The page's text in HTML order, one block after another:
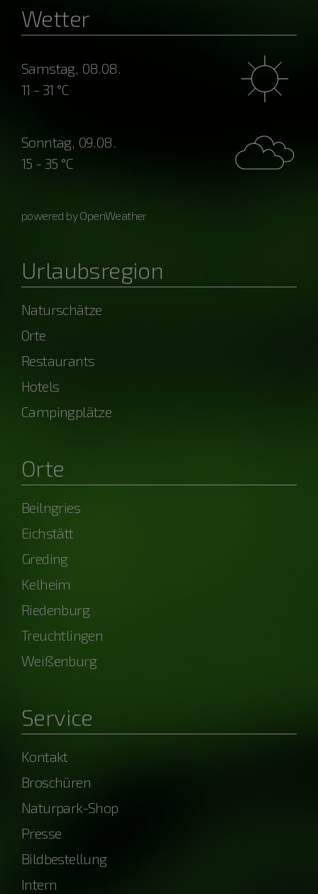
Wetter
Samstag, 08.08.
11 - 31 °C
Sonntag, 09.08.
15 - 35 °C
powered by OpenWeather
Urlaubsregion
Naturschätze
Orte
Restaurants
Hotels
Campingplätze
Orte
Beilngries
Eichstätt
Greding
Kelheim
Riedenburg
Treuchtlingen
Weißenburg
Service
Kontakt
Broschüren
Naturpark-Shop
Presse
Bildbestellung
Intern